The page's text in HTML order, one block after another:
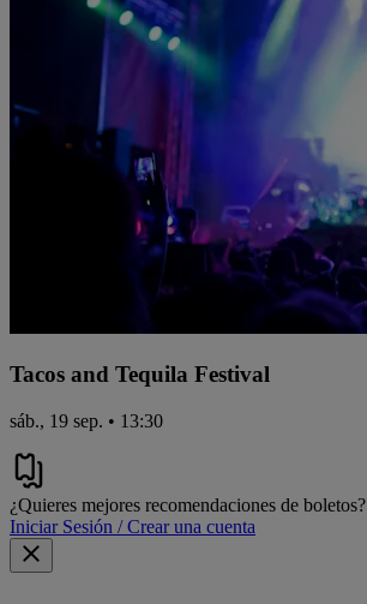
Tacos and Tequila Festival
sáb., 19 sep. • 13:30
¿Quieres mejores recomendaciones de boletos?
Iniciar Sesión / Crear una cuenta